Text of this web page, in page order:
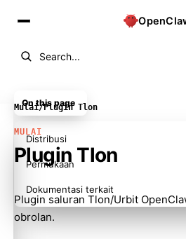
Search...
Mulai/Plugin Tlon
MULAI
Plugin Tlon
Plugin saluran Tlon/Urbit
obrolan.
On this page
Distribusi
Permukaan
Dokumentasi terkait